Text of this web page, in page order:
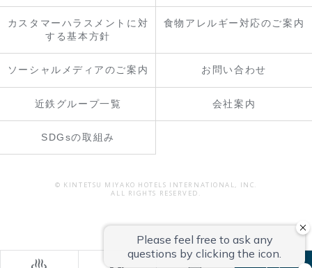
カスタマーハラスメントに対
する基本方針
食物アレルギー対応のご案内
ソーシャルメディアのご案内 お問い合わせ
近鉄グループ一覧 会社案内
SDGsの取組み
© KINTETSU MIYAKO HOTELS INTERNATIONAL, INC.
ALL RIGHTS RESERVED.